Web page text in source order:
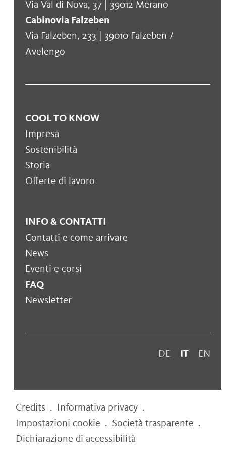
Waidmann.
L'Escursioni
Via Val di Nova, 37 | 39012 Merano
Cabinovia Falzeben
Via Falzeben, 233 | 39010 Falzeben /
Avelengo
COOL TO KNOW
Impresa
Sostenibilità
Storia
Offerte di lavoro
INFO & CONTATTI
Contatti e come arrivare
News
Eventi e corsi
FAQ
Newsletter
DE IT EN
Credits . Informativa privacy .
Impostazioni cookie . Società trasparente .
Dichiarazione di accessibilità